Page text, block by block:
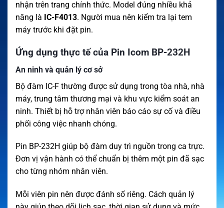
nhận trên trang chính thức. Model đúng nhiều khả
năng là IC-F4013. Người mua nên kiểm tra lại tem
máy trước khi đặt pin.
Ứng dụng thực tế của Pin Icom BP-232H
An ninh và quản lý cơ sở
Bộ đàm IC-F thường được sử dụng trong tòa nhà, nhà
máy, trung tâm thương mại và khu vực kiểm soát an
ninh. Thiết bị hỗ trợ nhân viên báo cáo sự cố và điều
phối công việc nhanh chóng.
Pin BP-232H giúp bộ đàm duy trì nguồn trong ca trực.
Đơn vị vận hành có thể chuẩn bị thêm một pin đã sạc
cho từng nhóm nhân viên.
Mỗi viên pin nên được đánh số riêng. Cách quản lý